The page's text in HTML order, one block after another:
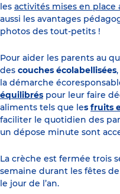
les activités mises en place
aussi les avantages
photos des tout-petits !
Pour aider les parents au
des couches écolabellisées
la démarche
équilibrés pour leur faire
aliments tels que les fruits
faciliter le quotidien des
un dépose minute sont
La crèche est fermée trois
semaine durant les fêtes
le jour de l’an.